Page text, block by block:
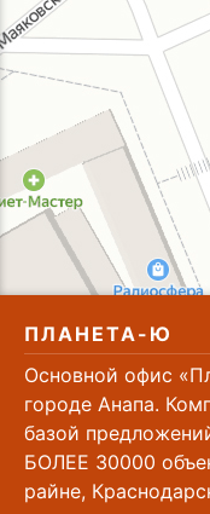
ПЛАНЕТА-Ю
Основной офис
городе Анапа.
базой
БОЛЕЕ 30000
райне,